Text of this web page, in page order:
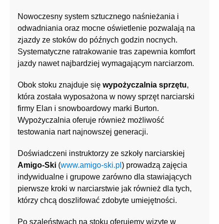
Nowoczesny system sztucznego naśnieżania i
odwadniania oraz mocne oświetlenie pozwalają na
zjazdy ze stoków do późnych godzin nocnych.
Systematyczne ratrakowanie tras zapewnia komfort
jazdy nawet najbardziej wymagającym narciarzom.
Obok stoku znajduje się wypożyczalnia sprzętu,
która została wyposażona w nowy sprzęt narciarski
firmy Elan i snowboardowy marki Burton.
Wypożyczalnia oferuje również możliwość
testowania nart najnowszej generacji.
Doświadczeni instruktorzy ze szkoły narciarskiej
Amigo-Ski (www.amigo-ski.pl ) prowadzą zajęcia
indywidualne i grupowe zarówno dla stawiających
pierwsze kroki w narciarstwie jak również dla tych,
którzy chcą doszlifować zdobyte umiejętności.
Po szaleństwach na stoku oferujemy wizytę w